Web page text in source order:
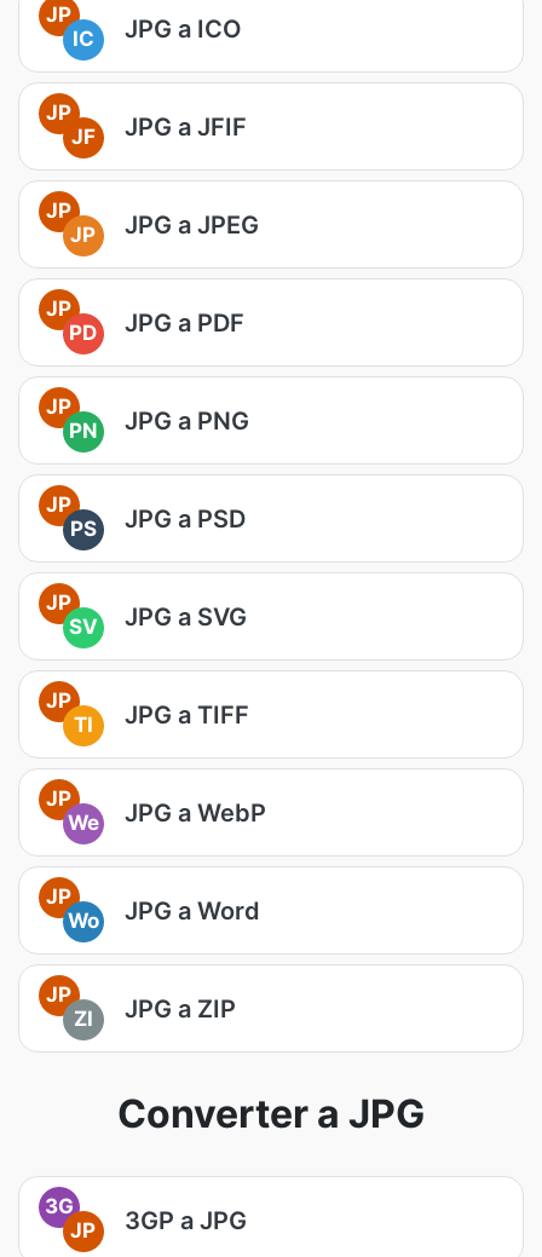
JP
IC
JPG a ICO
JP
JF
JPG a JFIF
JP
JP
JPG a JPEG
JP
PD
JPG a PDF
JP
PN
JPG a PNG
JP
PS
JPG a PSD
JP
SV
JPG a SVG
JP
TI
JPG a TIFF
JP
We
JPG a WebP
JP
Wo
JPG a Word
JP
ZI
JPG a ZIP
Converter a JPG
3G
JP
3GP a JPG